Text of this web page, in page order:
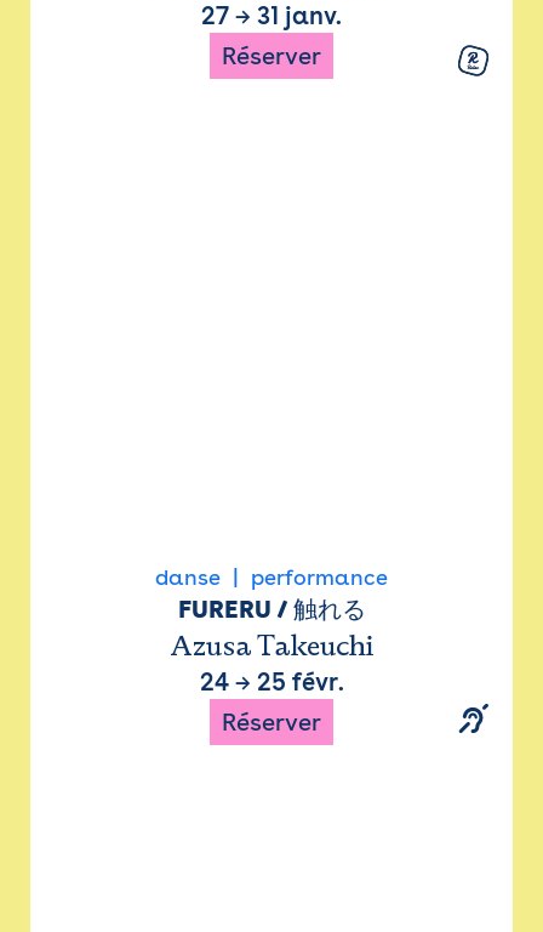
27 → 31 janv.
Réserver
danse performance
FURERU / 触れる
Azusa Takeuchi
24→ 25 févr.
Réserver